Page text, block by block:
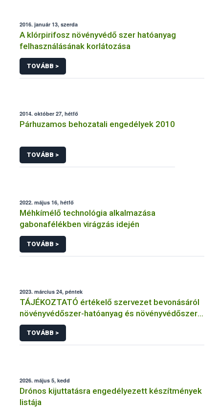
2016. január 13, szerda
A klórpirifosz növényvédő szer hatóanyag
felhasználásának korlátozása
TOVÁBB >
2014. október 27, hétfő
Párhuzamos behozatali engedélyek 2010
TOVÁBB >
2022. május 16, hétfő
Méhkímélő technológia alkalmazása
gabonafélékben virágzás idején
TOVÁBB >
2023. március 24, péntek
TÁJÉKOZTATÓ értékelő szervezet bevonásáról
növényvédőszer-hatóanyag és növényvédőszer
engedélyezésére, továbbá a meglévő engedély
meghosszabbítására vagy módosítására irányuló
eljárásba
TOVÁBB >
2026. május 5, kedd
Drónos kijuttatásra engedélyezett készítmények
listája